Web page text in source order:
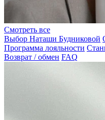
Смотреть все
Выбор Наташи Будниковой
Программа лояльности
Возврат / обмен FAQ